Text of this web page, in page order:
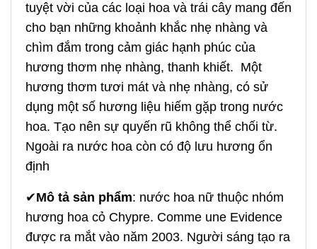
tuyệt vời của các loại hoa và trái cây mang đến
cho bạn những khoảnh khắc nhẹ nhàng và
chìm đắm trong cảm giác hạnh phúc của
hương thơm nhẹ nhàng, thanh khiết. Một
hương thơm tươi mát và nhẹ nhàng, có sử
dụng một số hương liệu hiếm gặp trong nước
hoa. Tạo nên sự quyến rũ không thể chối từ.
Ngoài ra nước hoa còn có độ lưu hương ổn
định
✔Mô tả sản phẩm: nước hoa nữ thuộc nhóm
hương hoa cỏ Chypre. Comme une Evidence
được ra mắt vào năm 2003. Người sáng tạo ra